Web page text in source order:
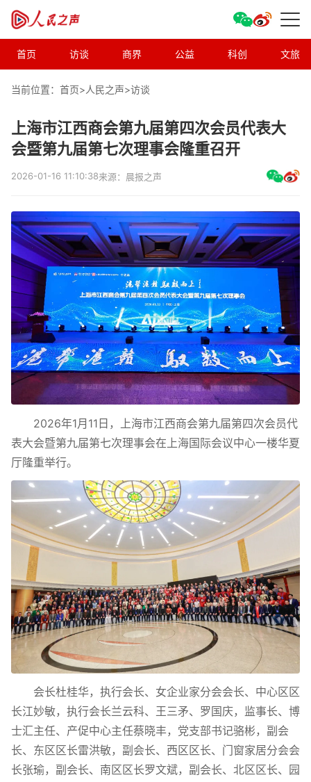
首页 访谈 商界 公益 科创 文旅
当前位置：首页>人民之声>访谈
上海市江西商会第九届第四次会员代表大
会暨第九届第七次理事会隆重召开
2026-01-16 11:10:38来源：晨报之声
2026年1月11日，上海市江西商会第九届第四次会员代
表大会暨第九届第七次理事会在上海国际会议中心一楼华夏
厅隆重举行。
会长杜桂华，执行会长、女企业家分会会长、中心区区
长江妙敏，执行会长兰云科、王三矛、罗国庆，监事长、博
士汇主任、产促中心主任蔡晓丰，党支部书记骆彬，副会
长、东区区长雷洪敏，副会长、西区区长、门窗家居分会会
长张瑜，副会长、南区区长罗文斌，副会长、北区区长、园